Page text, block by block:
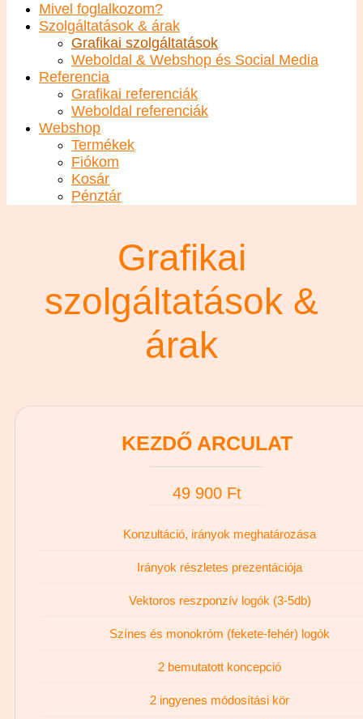
Mivel foglalkozom?
Szolgáltatások & árak
Grafikai szolgáltatások
Weboldal & Webshop és Social Media
Referencia
Grafikai referenciák
Weboldal referenciák
Webshop
Termékek
Fiókom
Kosár
Pénztár
Grafikai
szolgáltatások &
árak
KEZDŐ ARCULAT
49 900 Ft
Konzultáció, irányok meghatározása
Irányok részletes prezentációja
Vektoros reszponzív logók (3-5db)
Színes és monokróm (fekete-fehér) logók
2 bemutatott koncepció
2 ingyenes módosítási kör